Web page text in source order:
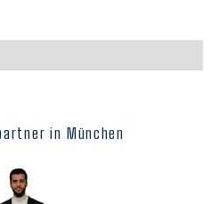
in München